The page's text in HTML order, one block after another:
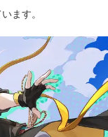
ます。